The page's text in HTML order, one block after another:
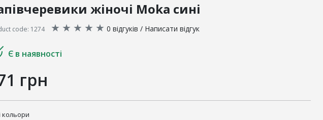
жіночі Moka сині
code: 1274 ★ ★ ★ ★ ★ 0 відгуків / Написати відгук
Є в наявності
грн
кольори